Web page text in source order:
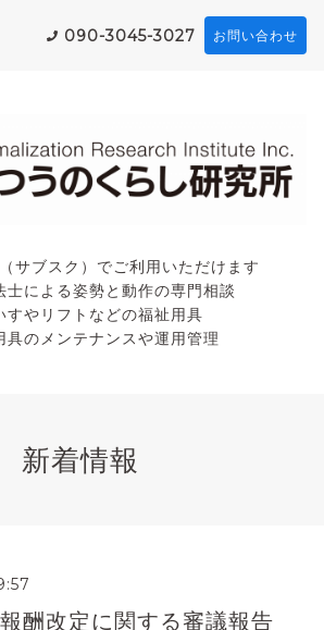
090-3045-3027 お問い合わせ
サブスク）でご利用いただけます
士による姿勢と動作の専門相談
すやリフトなどの福祉用具
具のメンテナンスや運用管理
新着情報
酬改定に関する審議報告